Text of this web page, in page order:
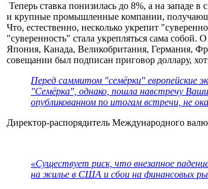
Теперь ставка понизилась до 8%, а на западе
и крупные промышленные компании,
Что, естественно, несколько укрепит
"суверенность" стала укрепляться сама собой.
Япония, Канада, Великобритания, Германия,
совещании был подписан приговор доллару,
Перед саммитом "семёрки" европейские
"Семёрка", однако, пошла навстречу
опубликованном по итогам встречи, не
Директор-распорядитель Международного
«Существует риск, что внезапное
на жилье в США и сбои на финансовых